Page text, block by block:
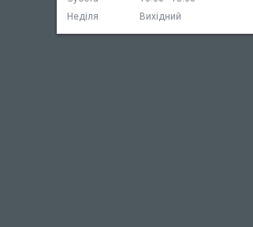
Неділя
Вихідний